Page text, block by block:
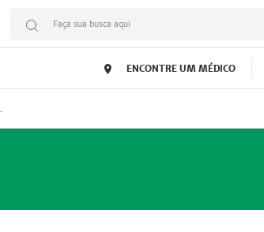
Faça sua busca aqui
ENCONTRE UM MÉDICO
(52004274-8)